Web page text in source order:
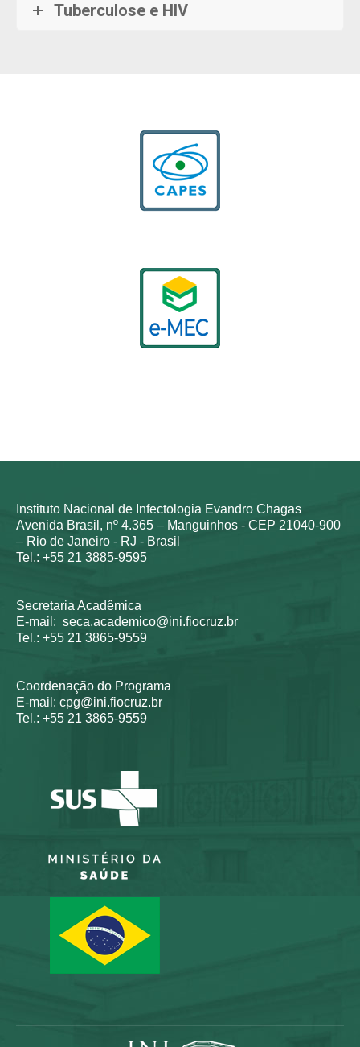
Tuberculose e HIV
Instituto Nacional de Infectologia Evandro Chagas
Avenida Brasil, nº 4.365 – Manguinhos - CEP 21040-900
– Rio de Janeiro - RJ - Brasil
Tel.: +55 21 3885-9595
Secretaria Acadêmica
E-mail: seca.academico@ini.fiocruz.br
Tel.: +55 21 3865-9559
Coordenação do Programa
E-mail: cpg@ini.fiocruz.br
Tel.: +55 21 3865-9559